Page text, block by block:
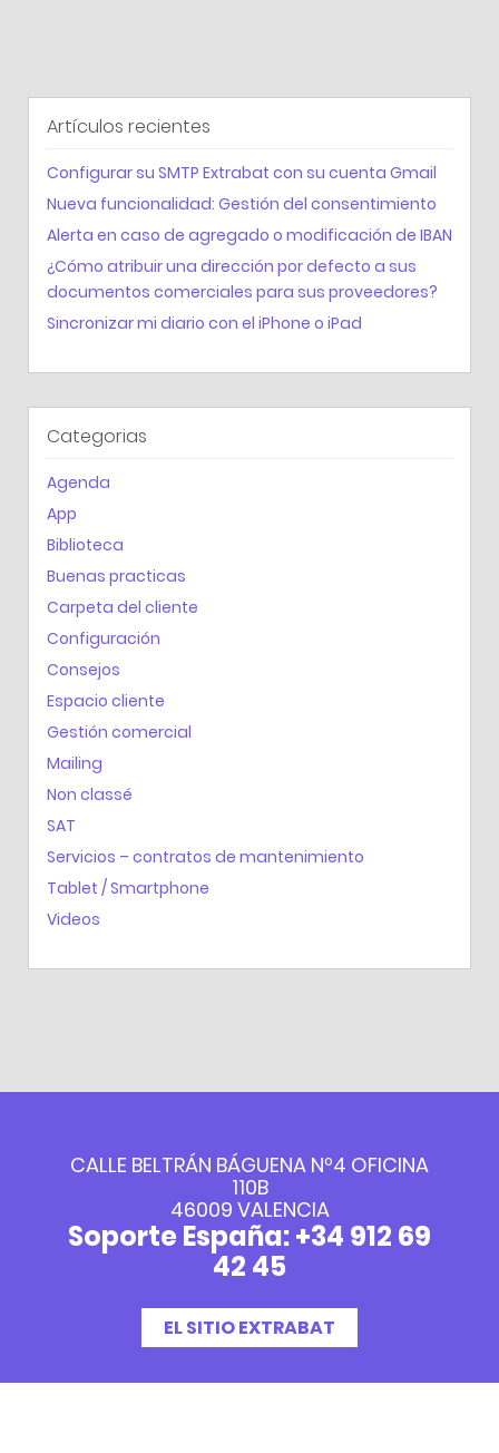
Artículos recientes
Configurar su SMTP Extrabat con su cuenta Gmail
Nueva funcionalidad: Gestión del consentimiento
Alerta en caso de agregado o modificación de IBAN
¿Cómo atribuir una dirección por defecto a sus
documentos comerciales para sus proveedores?
Sincronizar mi diario con el iPhone o iPad
Categorias
Agenda
App
Biblioteca
Buenas practicas
Carpeta del cliente
Configuración
Consejos
Espacio cliente
Gestión comercial
Mailing
Non classé
SAT
Servicios – contratos de mantenimiento
Tablet / Smartphone
Videos
CALLE BELTRÁN BÁGUENA Nº4 OFICINA
110B
46009 VALENCIA
Soporte España: +34 912 69
42 45
EL SITIO EXTRABAT